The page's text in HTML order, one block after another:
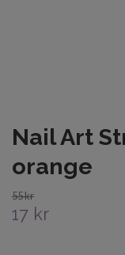
Nail Art
orange
55 kr
17 kr